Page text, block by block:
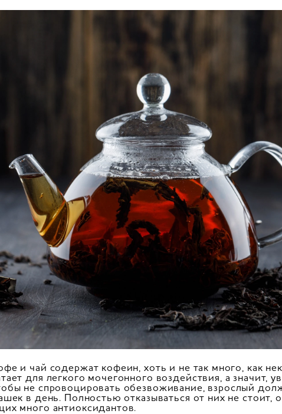
и чай содержат кофеин, хоть и не так много, как
для легкого мочегонного воздействия, а значит,
не спровоцировать обезвоживание, взрослый
в день. Полностью отказываться от них не стоит,
много антиоксидантов.